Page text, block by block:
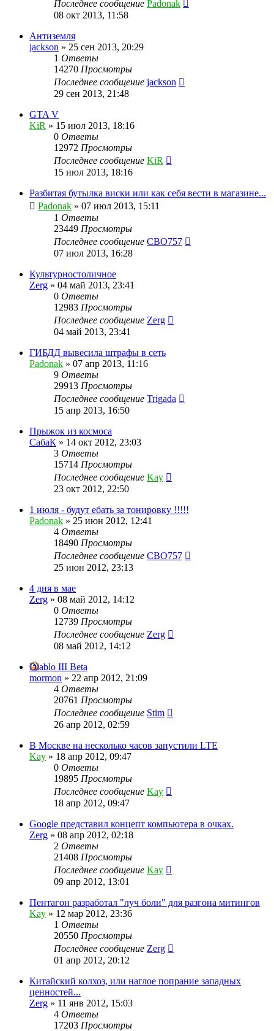
Последнее сообщение Padonak
08 окт 2013, 11:58
Антиземля
jackson » 25 сен 2013, 20:29
1 Ответы
14270 Просмотры
Последнее сообщение jackson
29 сен 2013, 21:48
GTA V
KiR » 15 июл 2013, 18:16
0 Ответы
12972 Просмотры
Последнее сообщение KiR
15 июл 2013, 18:16
Разбитая бутылка виски или как себя вести в магазине...
Padonak » 07 июл 2013, 15:11
1 Ответы
23449 Просмотры
Последнее сообщение CBO757
07 июл 2013, 16:28
Культурностоличное
Zerg » 04 май 2013, 23:41
0 Ответы
12983 Просмотры
Последнее сообщение Zerg
04 май 2013, 23:41
ГИБДД вывесила штрафы в сеть
Padonak » 07 апр 2013, 11:16
9 Ответы
29913 Просмотры
Последнее сообщение Trigada
15 апр 2013, 16:50
Прыжок из космоса
СабаК » 14 окт 2012, 23:03
3 Ответы
15714 Просмотры
Последнее сообщение Kay
23 окт 2012, 22:50
1 июля - будут ебать за тонировку !!!!!
Padonak » 25 июн 2012, 12:41
4 Ответы
18490 Просмотры
Последнее сообщение CBO757
25 июн 2012, 23:13
4 дня в мае
Zerg » 08 май 2012, 14:12
0 Ответы
12739 Просмотры
Последнее сообщение Zerg
08 май 2012, 14:12
Diablo III Beta
mormon » 22 апр 2012, 21:09
4 Ответы
20761 Просмотры
Последнее сообщение Stim
26 апр 2012, 02:59
В Москве на несколько часов запустили LTE
Kay » 18 апр 2012, 09:47
0 Ответы
19895 Просмотры
Последнее сообщение Kay
18 апр 2012, 09:47
Google представил концепт компьютера в очках.
Zerg » 08 апр 2012, 02:18
2 Ответы
21408 Просмотры
Последнее сообщение Kay
09 апр 2012, 13:01
Пентагон разработал "луч боли" для разгона митингов
Kay » 12 мар 2012, 23:36
1 Ответы
20550 Просмотры
Последнее сообщение Zerg
01 апр 2012, 20:12
Китайский колхоз, или наглое попрание западных
ценностей...
Zerg » 11 янв 2012, 15:03
4 Ответы
17203 Просмотры